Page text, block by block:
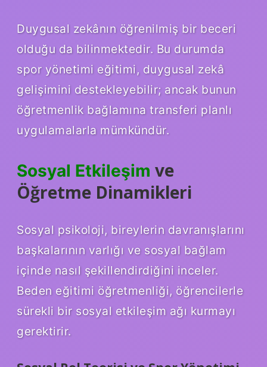
Duygusal zekânın öğrenilmiş bir beceri
olduğu da bilinmektedir. Bu durumda
spor yönetimi eğitimi, duygusal zekâ
gelişimini destekleyebilir; ancak bunun
öğretmenlik bağlamına transferi planlı
uygulamalarla mümkündür.
Sosyal Etkileşim ve
Öğretme Dinamikleri
Sosyal psikoloji, bireylerin davranışlarını
başkalarının varlığı ve sosyal bağlam
içinde nasıl şekillendirdiğini inceler.
Beden eğitimi öğretmenliği, öğrencilerle
sürekli bir sosyal etkileşim ağı kurmayı
gerektirir.